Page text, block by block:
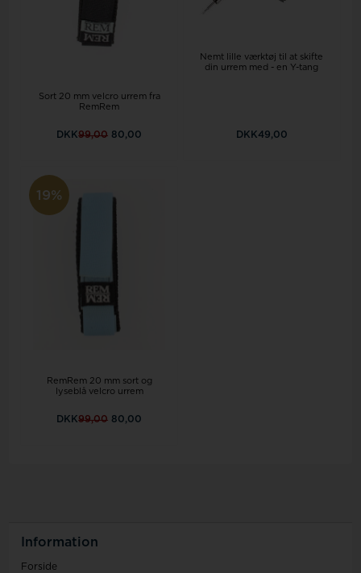
Sort 20 mm velcro urrem fra
RemRem
DKK99,00 80,00
Nemt lille værktøj til at skifte
din urrem med - en Y-tang
DKK49,00
19%
RemRem 20 mm sort og
lyseblå velcro urrem
DKK99,00 80,00
Information
Forside